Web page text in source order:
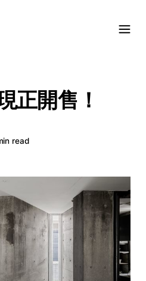
正開售！
read